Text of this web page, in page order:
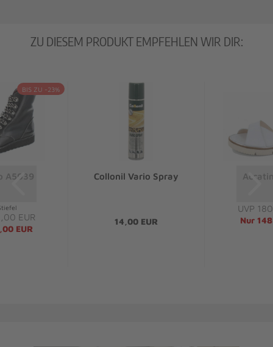
ZU DIESEM PRODUKT EMPFEHLEN WIR DIR:
BIS ZU -23%
A5039
EUR
EUR
Collonil Vario Spray
14,00 EUR
UVP
Nur